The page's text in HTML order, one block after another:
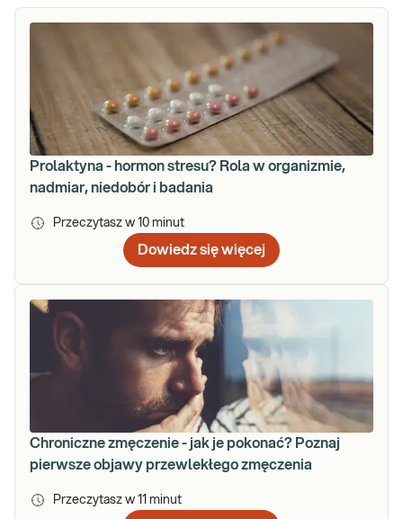
Prolaktyna - hormon stresu? Rola w organizmie,
nadmiar, niedobór i badania
Przeczytasz w 10 minut
Dowiedz się więcej
Chroniczne zmęczenie - jak je pokonać? Poznaj
pierwsze objawy przewlekłego zmęczenia
Przeczytasz w 11 minut